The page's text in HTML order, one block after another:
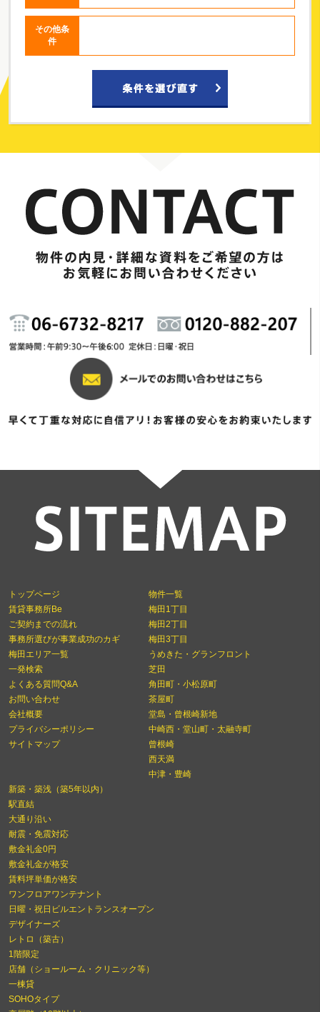
その他条
件
トップページ
賃貸事務所Be
ご契約までの流れ
事務所選びが事業成功のカギ
梅田エリア一覧
一発検索
よくある質問Q&A
お問い合わせ
会社概要
プライバシーポリシー
サイトマップ
物件一覧
梅田1丁目
梅田2丁目
梅田3丁目
うめきた・グランフロント
芝田
角田町・小松原町
茶屋町
堂島・曾根崎新地
中崎西・堂山町・太融寺町
曾根崎
西天満
中津・豊崎
新築・築浅（築5年以内）
駅直結
大通り沿い
耐震・免震対応
敷金礼金0円
敷金礼金が格安
賃料坪単価が格安
ワンフロアワンテナント
日曜・祝日ビルエントランスオープン
デザイナーズ
レトロ（築古）
1階限定
店舗（ショールーム・クリニック等）
一棟貸
SOHOタイプ